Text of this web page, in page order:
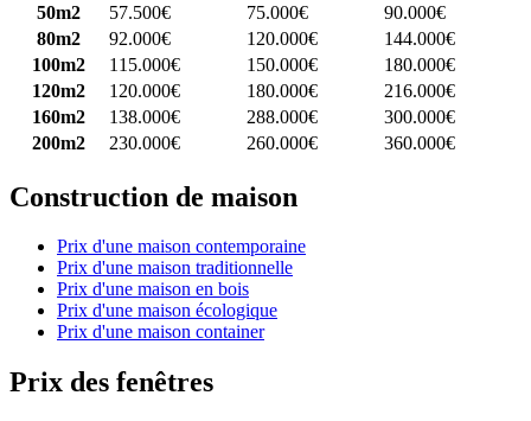
50m2
57.500€ 75.000€
90.000€
80m2
92.000€ 120.000€
144.000€
100m2
115.000€ 150.000€
180.000€
120m2
120.000€ 180.000€
216.000€
160m2
138.000€ 288.000€
300.000€
200m2
230.000€ 260.000€ 360.000€
Construction de maison
Prix d'une maison contemporaine
Prix d'une maison traditionnelle
Prix d'une maison en bois
Prix d'une maison écologique
Prix d'une maison container
Prix des fenêtres